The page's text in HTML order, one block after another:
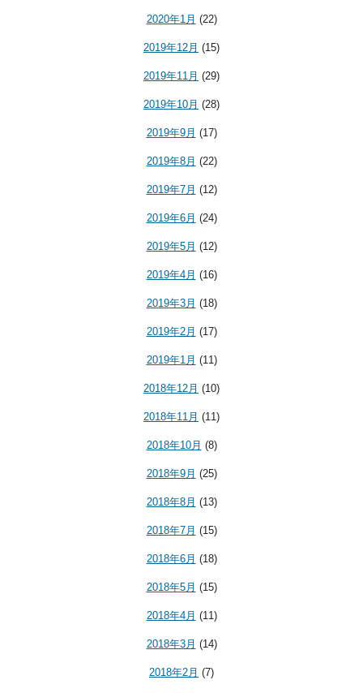
2020年1月 (22)
2019年12月 (15)
2019年11月 (29)
2019年10月 (28)
2019年9月 (17)
2019年8月 (22)
2019年7月 (12)
2019年6月 (24)
2019年5月 (12)
2019年4月 (16)
2019年3月 (18)
2019年2月 (17)
2019年1月 (11)
2018年12月 (10)
2018年11月 (11)
2018年10月 (8)
2018年9月 (25)
2018年8月 (13)
2018年7月 (15)
2018年6月 (18)
2018年5月 (15)
2018年4月 (11)
2018年3月 (14)
2018年2月 (7)